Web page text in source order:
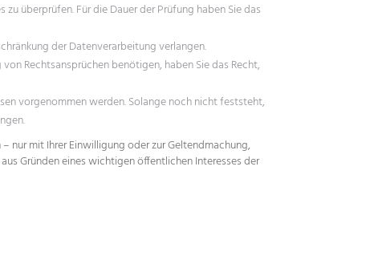
überprüfen. Für die Dauer der Prüfung haben Sie das
der Datenverarbeitung verlangen.
Rechtsansprüchen benötigen, haben Sie das Recht,
vorgenommen werden. Solange noch nicht feststeht,
nur mit Ihrer Einwilligung oder zur Geltendmachung,
Gründen eines wichtigen öffentlichen Interesses der